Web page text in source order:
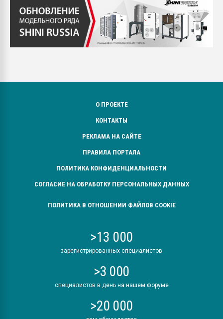
О ПРОЕКТЕ
КОНТАКТЫ
РЕКЛАМА НА САЙТЕ
ПРАВИЛА ПОРТАЛА
ПОЛИТИКА КОНФИДЕНЦИАЛЬНОСТИ
СОГЛАСИЕ НА ОБРАБОТКУ ПЕРСОНАЛЬНЫХ ДАННЫХ
ПОЛИТИКА В ОТНОШЕНИИ ФАЙЛОВ COOKIE
>13 000
зарегистрированных специалистов
>3 000
специалистов в день на нашем форуме
>20 000